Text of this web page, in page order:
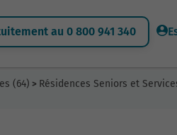
au 0 800 941 340
(64) > Résidences Seniors et